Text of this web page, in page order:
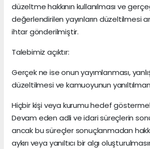
düzeltme hakkının kullanılması ve
değerlendirilen yayınların düzeltilmesi
ihtar gönderilmiştir.
Talebimiz açıktır:
Gerçek ne ise onun yayımlanması,
düzeltilmesi ve kamuoyunun
Hiçbir kişi veya kurumu hedef
Devam eden adli ve idari süreçlerin
ancak bu süreçler sonuçlanmadan
aykırı veya yanıltıcı bir algı